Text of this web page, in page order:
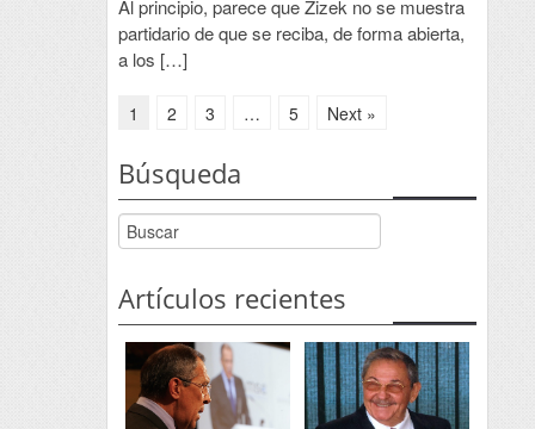
Al principio, parece que Zizek no se muestra
partidario de que se reciba, de forma abierta,
a los […]
1 2 3 … 5 Next »
Búsqueda
Artículos recientes